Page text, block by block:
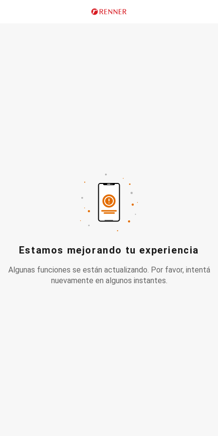
Estamos mejorando tu experiencia
Algunas funciones se están actualizando. Por favor, intentá
nuevamente en algunos instantes.